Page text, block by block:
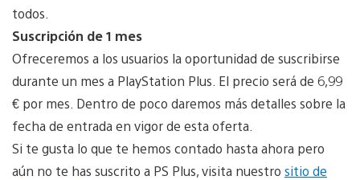
todos.
Suscripción de 1 mes
Ofreceremos a los usuarios la oportunidad de suscribirse
durante un mes a PlayStation Plus. El precio será de 6,99
€ por mes. Dentro de poco daremos más detalles sobre la
fecha de entrada en vigor de esta oferta.
Si te gusta lo que te hemos contado hasta ahora pero
aún no te has suscrito a PS Plus, visita nuestro sitio de